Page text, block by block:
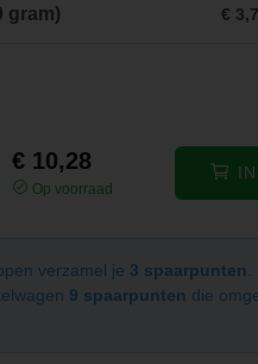
gram) €
€ 10,28
Op voorraad
verzamel je 3 spaarpunten
9 spaarpunten die